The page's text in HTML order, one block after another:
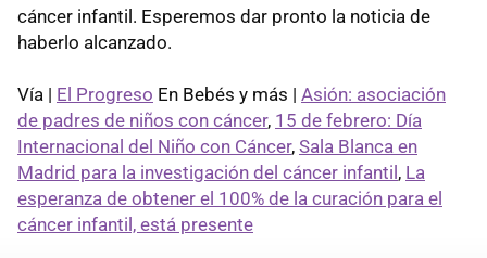
cáncer infantil. Esperemos dar pronto la noticia de
haberlo alcanzado.
Vía | El Progreso En Bebés y más | Asión: asociación
de padres de niños con cáncer, 15 de febrero: Día
Internacional del Niño con Cáncer, Sala Blanca en
Madrid para la investigación del cáncer infantil , La
esperanza de obtener el 100% de la curación para el
cáncer infantil, está presente